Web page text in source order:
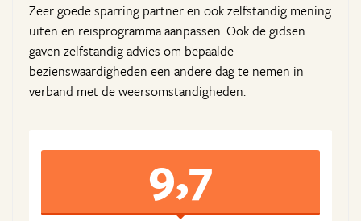
Zeer goede sparring partner en ook zelfstandig mening
uiten en reisprogramma aanpassen. Ook de gidsen
gaven zelfstandig advies om bepaalde
bezienswaardigheden een andere dag te nemen in
verband met de weersomstandigheden.
9,7